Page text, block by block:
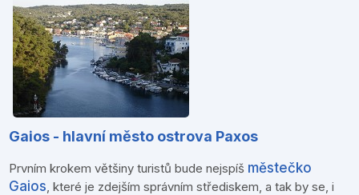
Gaios - hlavní město ostrova Paxos
Prvním krokem většiny turistů bude nejspíš městečko
Gaios, které je zdejším správním střediskem, a tak by se, i